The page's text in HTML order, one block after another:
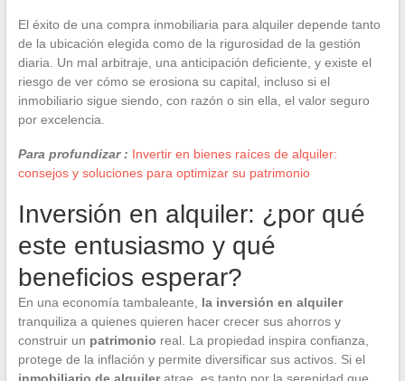
El éxito de una compra inmobiliaria para alquiler depende tanto
de la ubicación elegida como de la rigurosidad de la gestión
diaria. Un mal arbitraje, una anticipación deficiente, y existe el
riesgo de ver cómo se erosiona su capital, incluso si el
inmobiliario sigue siendo, con razón o sin ella, el valor seguro
por excelencia.
Para profundizar : Invertir en bienes raíces de alquiler:
consejos y soluciones para optimizar su patrimonio
Inversión en alquiler: ¿por qué
este entusiasmo y qué
beneficios esperar?
En una economía tambaleante, la inversión en alquiler
tranquiliza a quienes quieren hacer crecer sus ahorros y
construir un patrimonio real. La propiedad inspira confianza,
protege de la inflación y permite diversificar sus activos. Si el